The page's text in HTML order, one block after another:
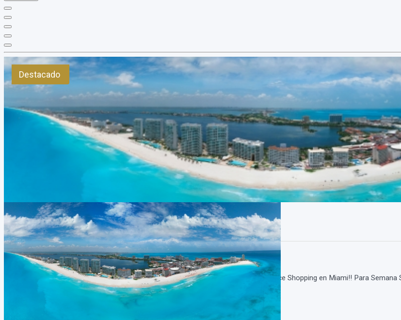
Destacado
Paquete a Cancun y Miami - Semana Santa
Duración:
10Días9Noches
Viaje a Cancun y Miami - Semana Santa Relajate en un All Inclusive en Cancun y hace Shopping en Miami!! Para
ruta: Buenos Aires / Cancún / Miami / Buenos Aires - 3 noches en el Hotel D...